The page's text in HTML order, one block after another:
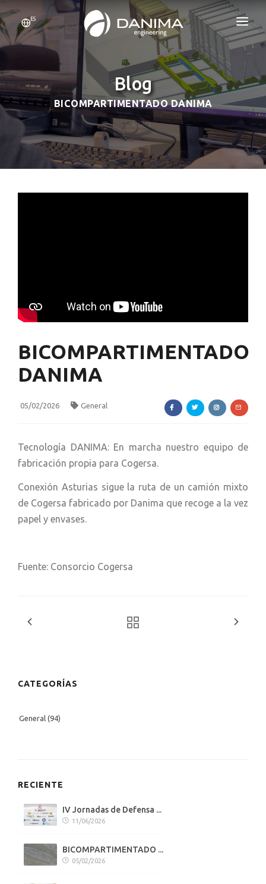
ES
INICIO
EMPRESA
RECURSOS
PRODUCTOS
CERTIFICACIONES
Blog
BICOMPARTIMENTADO DANIMA
BICOMPARTIMENTADO
DANIMA
05/02/2026 General
Tecnología DANIMA: En marcha nuestro equipo de
fabricación propia para Cogersa.
Conexión Asturias sigue la ruta de un camión mixto
de Cogersa fabricado por Danima que recoge a la vez
papel y envases.
Fuente: Consorcio Cogersa
CATEGORÍAS
General (94)
RECIENTE
IV Jornadas de Defensa ...
11/06/2026
BICOMPARTIMENTADO ...
05/02/2026